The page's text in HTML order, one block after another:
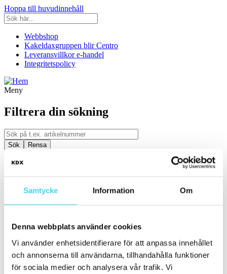
Samtycke Information Om
Denna webbplats använder cookies
Vi använder enhetsidentifierare för att anpassa innehållet
och annonserna till användarna, tillhandahålla funktioner
för sociala medier och analysera vår trafik. Vi
Hoppa till huvudinnehåll
Webbshop
Kakeldaxgruppen blir Centro
Leveransvillkor e-handel
Integritetspolicy
Meny
Filtrera din sökning
Ställ in filter:Kategori
Kakel & Klinker
Badrumsinredning
Serie
Filtrera på en Serie